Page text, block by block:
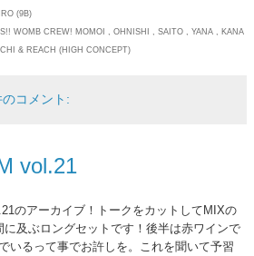
(9B)
WOMB CREW! MOMOI , OHNISHI , SAITO , YANA , KANA
& REACH (HIGH CONCEPT)
のコメント:
vol.21
のアーカイブ！トークをカットしてMIXの
及ぶロングセットです！後半は赤ワインで
いるって事でお許しを。これを聞いて予習